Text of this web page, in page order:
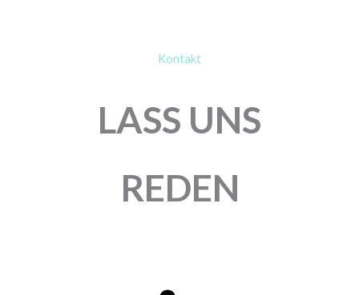
Kontakt
LASS UNS
REDEN